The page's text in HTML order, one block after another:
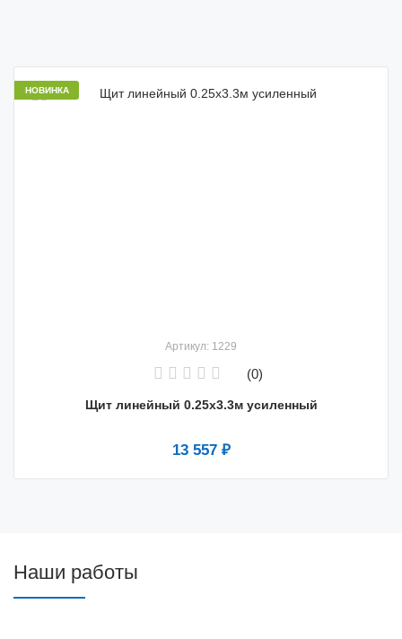
НОВИНКА
Артикул: 1229
(0)
Щит линейный 0.25х3.3м усиленный
13 557 ₽
Наши работы